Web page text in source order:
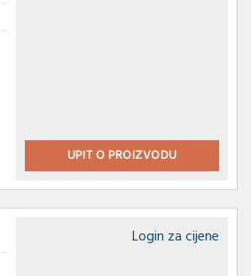
UPIT O PROIZVODU
Login za cijene